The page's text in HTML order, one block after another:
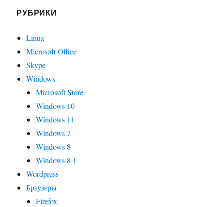
РУБРИКИ
Linux
Microsoft Office
Skype
Windows
Microsoft Store
Windows 10
Windows 11
Windows 7
Windows 8
Windows 8.1
Wordpress
Браузеры
Firefox